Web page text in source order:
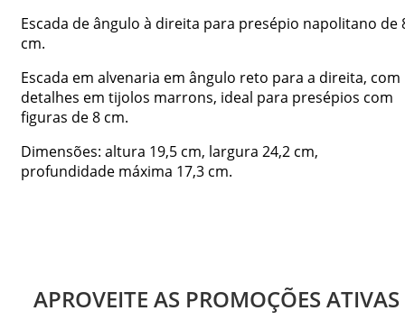
Escada de ângulo à direita para presépio napolitano de
cm.
Escada em alvenaria em ângulo reto para a direita, com
detalhes em tijolos marrons, ideal para presépios com
figuras de 8 cm.
Dimensões: altura 19,5 cm, largura 24,2 cm,
profundidade máxima 17,3 cm.
APROVEITE AS PROMOÇÕES ATIVAS